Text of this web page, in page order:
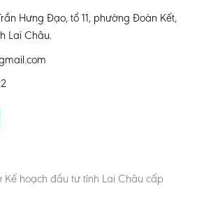
Hưng Đạo, tổ 11, phường Đoàn Kết,
Lai Châu.
Kế hoạch đầu tư tỉnh Lai Châu cấp